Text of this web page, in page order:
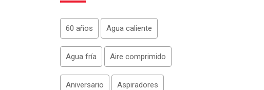
60 años Agua caliente
Agua fría Aire comprimido
Aniversario Aspiradores